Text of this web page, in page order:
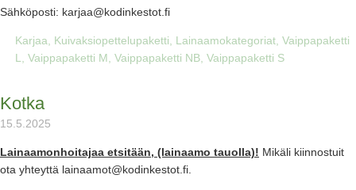
Sähköposti: karjaa@kodinkestot.fi
Karjaa Kuivaksiopettelupaketti Lainaamokategoriat Vaippapaketti
L
Vaippapaketti M Vaippapaketti NB Vaippapaketti S
Kotka
15.5.2025
Lainaamonhoitajaa etsitään, (lainaamo tauolla)! Mikäli kiinnostuit
ota yhteyttä lainaamot@kodinkestot.fi.